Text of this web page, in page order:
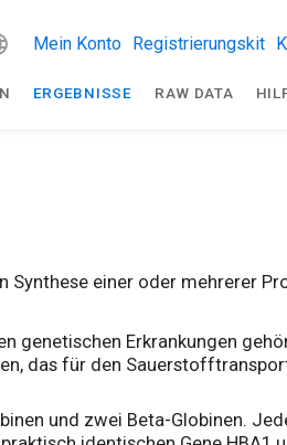
Mein Konto Registrierungskit
ERGEBNISSE RAW DATA
Synthese einer oder mehrerer
genetischen Erkrankungen
das für den
und zwei Beta-Globinen.